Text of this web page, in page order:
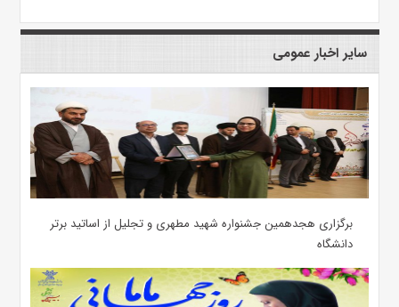
سایر اخبار عمومی
برگزاری هجدهمین جشنواره شهید مطهری و تجلیل از اساتید برتر
دانشگاه